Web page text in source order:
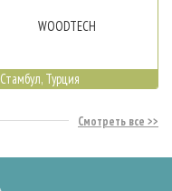
WOODTECH
Стамбул, Турция
Смотреть все